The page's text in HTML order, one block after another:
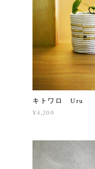
キトワロ Uru
¥4,200